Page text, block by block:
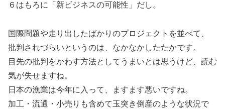
６はもろに「新ビジネスの可能性」だし。
国際問題や走り出したばかりのプロジェクトを並べて、
批判されづらいというのは、なかなかしたたかです。
目先の批判をかわす方法としてうまいとは思うけど、読む
気が失せますね。
日本の漁業は今年に入って、ますます悪いですね。
加工・流通・小売りも含めて玉突き倒産のような状況で